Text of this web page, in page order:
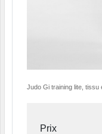
Judo Gi training lite, tissu
Prix